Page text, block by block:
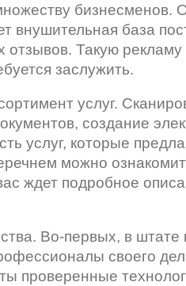
бизнесменов.
внушительная база
отзывов. Такую рекламу
заслужить.
услуг.
создание
услуг, которые
можно
ждет подробное
Во-первых, в штате
своего
проверенные